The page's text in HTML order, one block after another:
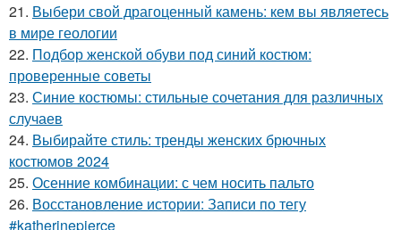
21. Выбери свой драгоценный камень: кем вы являетесь
в мире геологии
22. Подбор женской обуви под синий костюм:
проверенные советы
23. Синие костюмы: стильные сочетания для различных
случаев
24. Выбирайте стиль: тренды женских брючных
костюмов 2024
25. Осенние комбинации: с чем носить пальто
26. Восстановление истории: Записи по тегу
#katherinepierce